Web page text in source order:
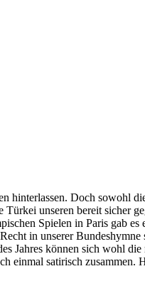
hinterlassen. Doch sowohl
unseren bereit sicher
Spielen in Paris gab
in unserer
Jahres können sich wohl
einmal satirisch